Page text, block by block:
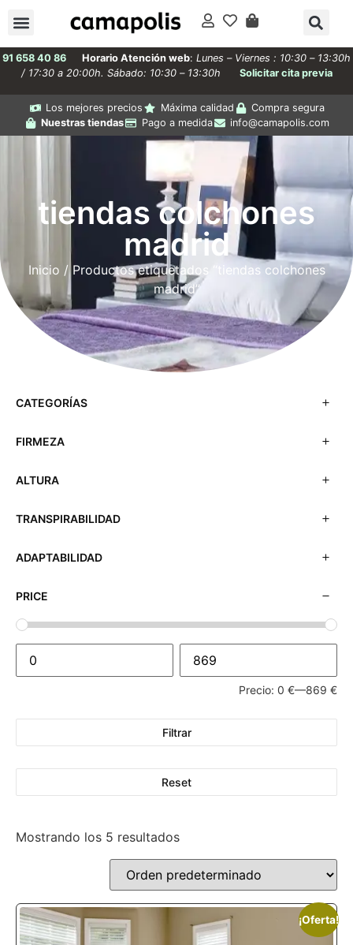
91 658 40 86 Horario Atención web: Lunes – Viernes : 10:30 – 13:30h
/ 17:30 a 20:00h. Sábado: 10:30 – 13:30h
Solicitar cita previa
Los mejores precios Máxima calidad
Compra segura
Nuestras tiendas
Pago a medida info@camapolis.com
tiendas colchones
madrid
Inicio / Productos etiquetados “tiendas colchones
madrid”
CATEGORÍAS
FIRMEZA
ALTURA
TRANSPIRABILIDAD
ADAPTABILIDAD
PRICE
Precio: 0 €—869 €
Filtrar
Reset
Mostrando los 5 resultados
¡Oferta!